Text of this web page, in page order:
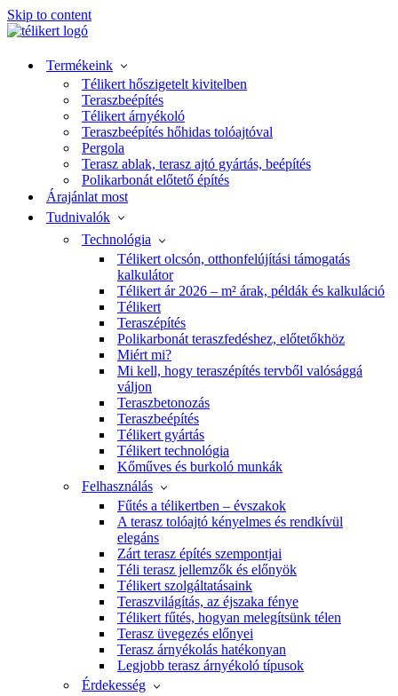
Skip to content
Termékeink
Télikert hőszigetelt kivitelben
Teraszbeépítés
Télikert árnyékoló
Teraszbeépítés hőhidas tolóajtóval
Pergola
Terasz ablak, terasz ajtó gyártás, beépítés
Polikarbonát előtető építés
Árajánlat most
Tudnivalók
Technológia
Télikert olcsón, otthonfelújítási támogatás
kalkulátor
Télikert ár 2026 – m² árak, példák és kalkuláció
Télikert
Teraszépítés
Polikarbonát teraszfedéshez, előtetőkhöz
Miért mi?
Mi kell, hogy teraszépítés tervből valósággá
váljon
Teraszbetonozás
Teraszbeépítés
Télikert gyártás
Télikert technológia
Kőműves és burkoló munkák
Felhasználás
Fűtés a télikertben – évszakok
A terasz tolóajtó kényelmes és rendkívül
elegáns
Zárt terasz építés szempontjai
Téli terasz jellemzők és előnyök
Télikert szolgáltatásaink
Teraszvilágítás, az éjszaka fénye
Télikert fűtés, hogyan melegítsünk télen
Terasz üvegezés előnyei
Terasz árnyékolás hatékonyan
Legjobb terasz árnyékoló típusok
Érdekesség